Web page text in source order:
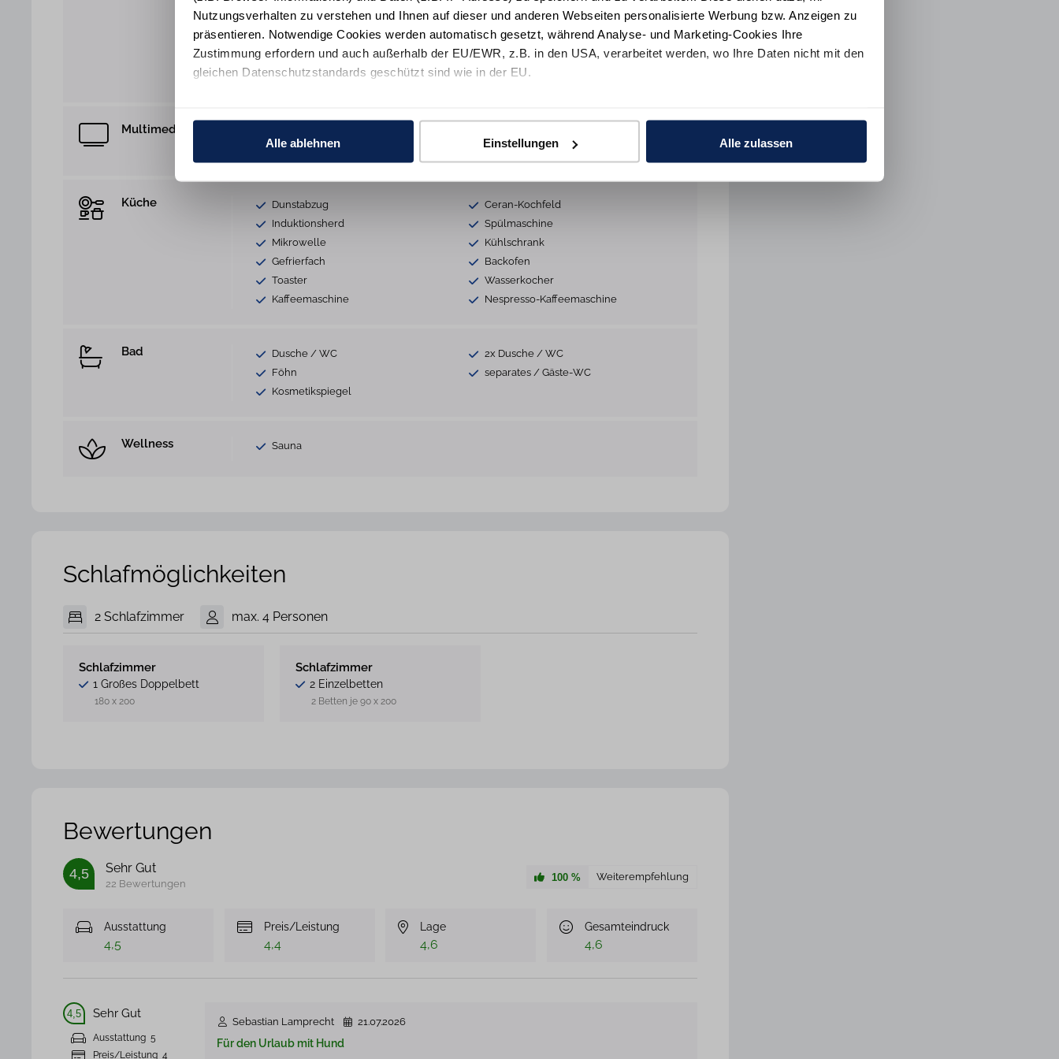
Nutzungsverhalten zu verstehen und Ihnen auf dieser und anderen Webseiten personalisierte Werbung bzw. Anzeigen zu
präsentieren. Notwendige Cookies werden automatisch gesetzt, während Analyse- und Marketing-Cookies Ihre
Zustimmung erfordern und auch außerhalb der EU/EWR, z.B. in den USA, verarbeitet werden, wo Ihre Daten nicht mit den
gleichen Datenschutzstandards geschützt sind wie in der EU.
Alle ablehnen
Einstellungen Alle zulassen
Schreibtisch
Safe
Bügelbrett
Bügeleisen
Sonnenschutz
Reinigungsutensilien
Staubsauger
Rauchmelder
Multimedia
Radio Bluetooth
Küche Dunstabzug
Ceran-Kochfeld
Induktionsherd
Spülmaschine
Mikrowelle
Kühlschrank
Gefrierfach
Backofen
Toaster
Wasserkocher
Kaffeemaschine
Nespresso-Kaffeemaschine
Bad Dusche / WC
2x Dusche / WC
Föhn
separates / Gäste-WC
Kosmetikspiegel
Wellness Sauna
Schlafmöglichkeiten
2 Schlafzimmer max. 4 Personen
Schlafzimmer
1 Großes Doppelbett
180 x 200
Schlafzimmer
2 Einzelbetten
2 Betten je 90 x 200
Bewertungen
100 % Weiterempfehlung
4,5 Sehr Gut
22 Bewertungen
Ausstattung
4,5
Preis/Leistung
4,4
Lage
4,6
Gesamteindruck
4,6
Sehr Gut
4,5
Ausstattung 5
Preis/Leistung 4
Sebastian Lamprecht 21.07.2026
Für den Urlaub mit Hund